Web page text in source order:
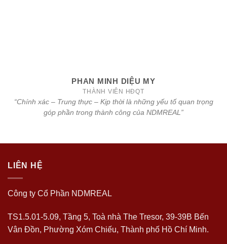
PHAN MINH DIỆU MY
THÀNH VIÊN HĐQT
“Chính xác – Trung thực – Kịp thời là những yếu tố quan trọng
góp phần trong thành công của NDMREAL”
LIÊN HỆ
Công ty Cổ Phần NDMREAL
TS1.5.01-5.09, Tầng 5, Toà nhà The Tresor, 39-39B Bến
Vân Đồn, Phường Xóm Chiếu, Thành phố Hồ Chí Minh.